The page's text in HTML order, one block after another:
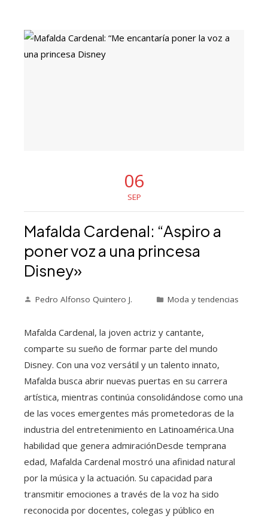
06
SEP
Mafalda Cardenal: “Aspiro a
poner voz a una princesa
Disney»
Pedro Alfonso Quintero J. Moda y tendencias
Mafalda Cardenal, la joven actriz y cantante,
comparte su sueño de formar parte del mundo
Disney. Con una voz versátil y un talento innato,
Mafalda busca abrir nuevas puertas en su carrera
artística, mientras continúa consolidándose como una
de las voces emergentes más prometedoras de la
industria del entretenimiento en Latinoamérica.Una
habilidad que genera admiraciónDesde temprana
edad, Mafalda Cardenal mostró una afinidad natural
por la música y la actuación. Su capacidad para
transmitir emociones a través de la voz ha sido
reconocida por docentes, colegas y público en